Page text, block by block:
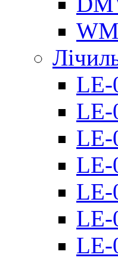
LE-
LE-
LE-
LE-
LE-
LE-
LE-